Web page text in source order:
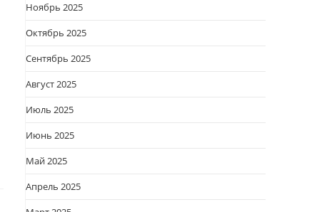
Ноябрь 2025
Октябрь 2025
Сентябрь 2025
Август 2025
Июль 2025
Июнь 2025
Май 2025
Апрель 2025